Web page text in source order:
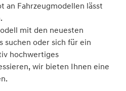
an Fahrzeugmodellen lässt
mit den neuesten
suchen oder sich für ein
hochwertiges
wir bieten Ihnen eine